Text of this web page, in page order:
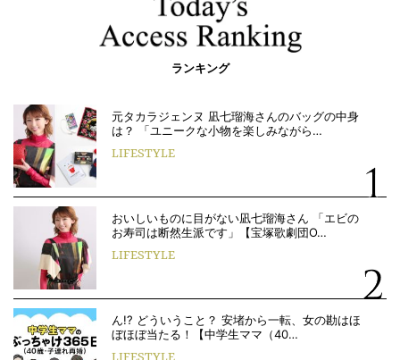
ランキング
元タカラジェンヌ 凪七瑠海さんのバッグの中身
は？ 「ユニークな小物を楽しみながら…
LIFESTYLE
おいしいものに目がない凪七瑠海さん 「エビの
お寿司は断然生派です」【宝塚歌劇団O…
LIFESTYLE
ん!? どういうこと？ 安堵から一転、女の勘はほ
ぼほぼ当たる！【中学生ママ（40…
LIFESTYLE